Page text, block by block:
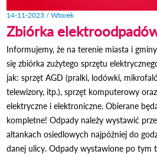
14-11-2023 / Wtorek
Zbiórka
Informujemy, że na terenie miasta i
się zbiórka zużytego sprzętu
jak: sprzęt AGD (pralki, lodówki,
telewizory, itp.), sprzęt komputerowy
elektryczne i elektroniczne. Obierane
kompletne! Odpady należy wystawić
altankach osiedlowych najpóźniej do
danej ulicy. Odpady wystawione po tym